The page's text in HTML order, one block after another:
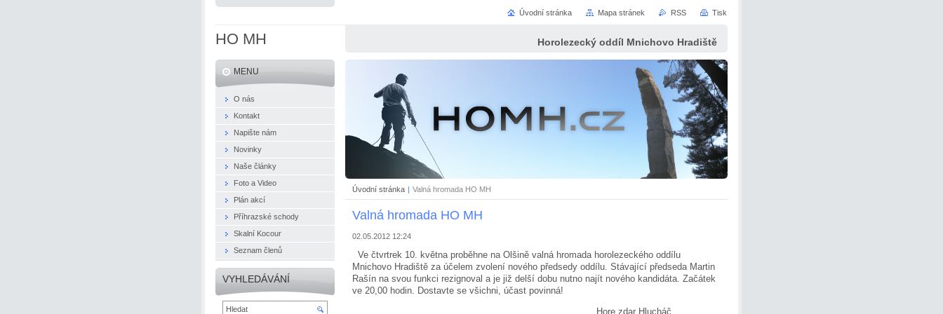
HO MH Horolezecký oddíl Mnichovo Hradiště
Úvodní stránka | Valná hromada HO MH
Valná hromada HO MH
02.05.2012 12:24
Ve čtvrtrek 10. května proběhne na Olšině valná hromada horolezeckého oddílu
Mnichovo Hradiště za účelem zvolení nového předsedy oddílu. Stávající předseda Martin
Rašín na svou funkci rezignoval a je již delší dobu nutno najít nového kandidáta. Začátek
ve 20,00 hodin. Dostavte se všichni, účast povinná!
Hore zdar Hlucháč.
MENU
O nás
Kontakt
Napište nám
Novinky
Naše články
Foto a Video
Plán akcí
Příhrazské schody
Skalní Kocour
Seznam členů
VYHLEDÁVÁNÍ
Úvodní stránka Mapa stránek RSS Tisk